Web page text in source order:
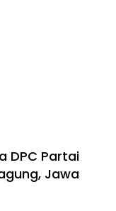
DPC Partai
Jawa